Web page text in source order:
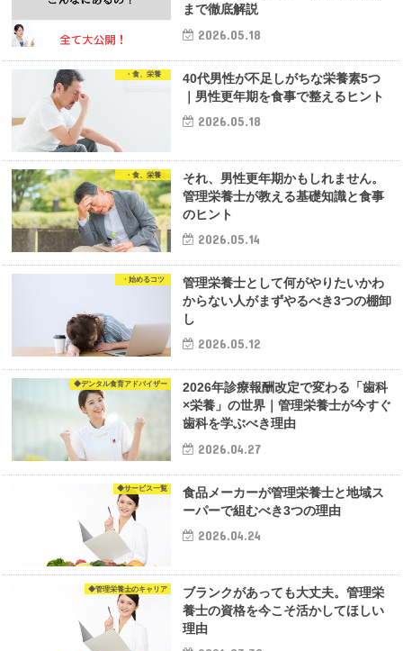
まで徹底解説
2026.05.18
・食、栄養
40代男性が不足しがちな栄養素5つ
｜男性更年期を食事で整えるヒント
2026.05.18
・食、栄養
それ、男性更年期かもしれません。
管理栄養士が教える基礎知識と食事
のヒント
2026.05.14
・始めるコツ
管理栄養士として何がやりたいかわ
からない人がまずやるべき3つの棚卸
し
2026.05.12
◆デンタル食育アドバイザー
2026年診療報酬改定で変わる「歯科
×栄養」の世界｜管理栄養士が今すぐ
歯科を学ぶべき理由
2026.04.27
◆サービス一覧
食品メーカーが管理栄養士と地域ス
ーパーで組むべき3つの理由
2026.04.24
◆管理栄養士のキャリア
ブランクがあっても大丈夫。管理栄
養士の資格を今こそ活かしてほしい
理由